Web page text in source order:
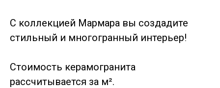
С коллекцией Мармара вы создадите
стильный и многогранный интерьер!
Стоимость керамогранита
рассчитывается за м².